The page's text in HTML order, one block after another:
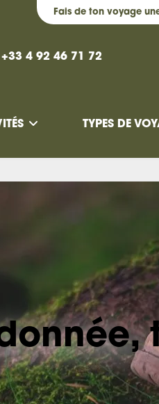
Fais de ton voyage
TYPES DE
+33 4 92 46 71 72